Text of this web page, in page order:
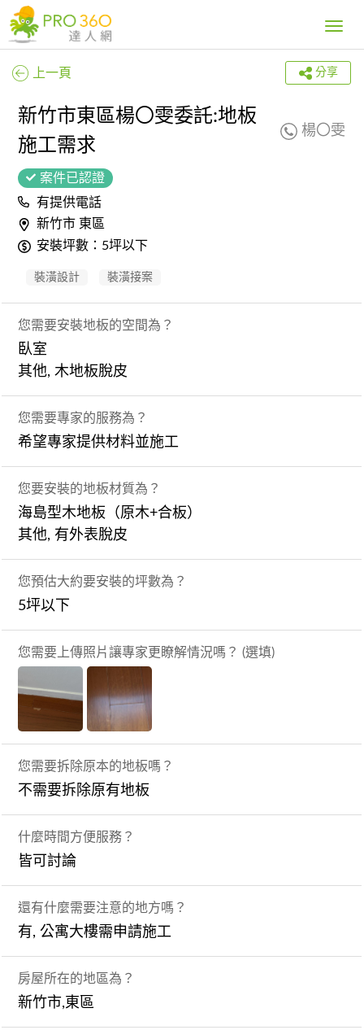
Toggle
上一頁 分享
新竹市東區楊〇雯委託:地板
施工需求
楊〇雯
案件已認證
有提供電話
新竹市 東區
安裝坪數：5坪以下
裝潢設計 裝潢接案
您需要安裝地板的空間為？
臥室
其他, 木地板脫皮
您需要專家的服務為？
希望專家提供材料並施工
您要安裝的地板材質為？
海島型木地板（原木+合板）
其他, 有外表脫皮
您預估大約要安裝的坪數為？
5坪以下
您需要上傳照片讓專家更瞭解情況嗎？ (選填)
您需要拆除原本的地板嗎？
不需要拆除原有地板
什麼時間方便服務？
皆可討論
還有什麼需要注意的地方嗎？
有, 公寓大樓需申請施工
房屋所在的地區為？
新竹市,東區